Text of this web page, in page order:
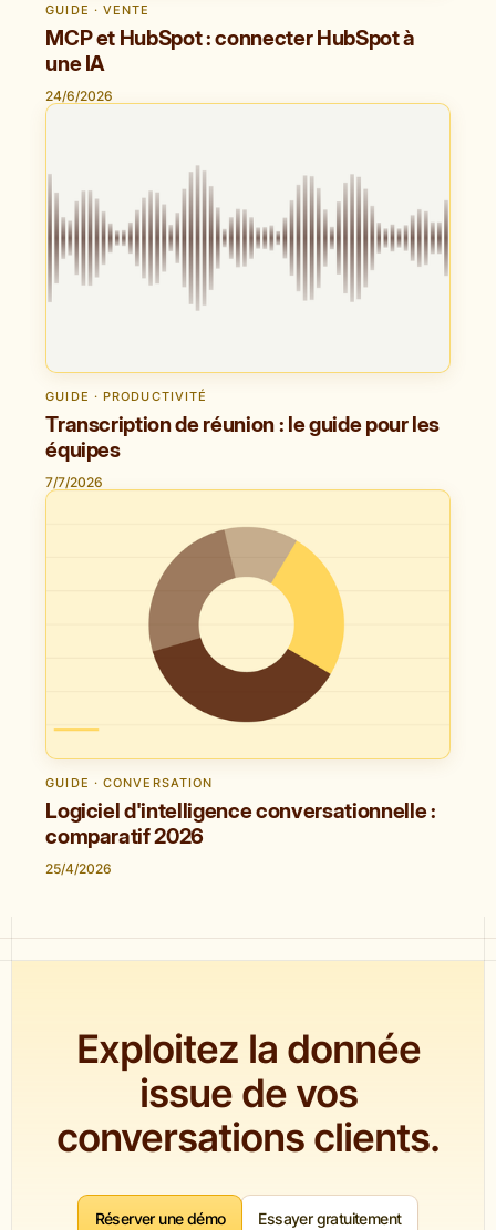
GUIDE · VENTE
MCP et HubSpot : connecter HubSpot à
une IA
24/6/2026
GUIDE · PRODUCTIVITÉ
Transcription de réunion : le guide pour les
équipes
7/7/2026
GUIDE · CONVERSATION
Logiciel d'intelligence conversationnelle :
comparatif 2026
25/4/2026
Exploitez la donnée
issue de vos
conversations clients.
Réserver une démo Essayer gratuitement